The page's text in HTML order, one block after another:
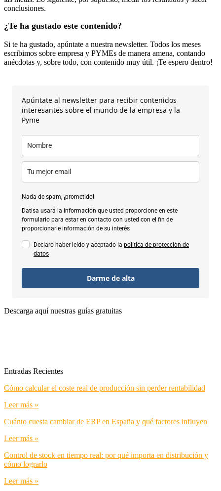
conclusiones.
¿Te ha gustado este contenido?
Si te ha gustado, apúntate a nuestra newsletter. Todos los meses
escribimos sobre empresa y PYMEs de manera amena, contando
anécdotas y, sobre todo, con contenido muy útil. ¡Te espero dentro!
Apúntate al newsletter para recibir contenidos
interesantes sobre el mundo de la empresa y la
Pyme
Nada de spam, ¡prometido!
Datisa usará la información que usted proporcione en este
formulario para estar en contacto con usted con el fin de
proporcionarle información de su interés
Declaro haber leído y aceptado la política de protección de
datos
Darme de alta
Descarga aquí nuestras guías gratuitas
Entradas Recientes
Cómo calcular el coste real de producción sin perder rentabilidad
Leer más »
Cuánto cuesta cambiar de ERP en España y qué factores influyen
Leer más »
Control de stock en tiempo real: por qué importa en distribución y
cómo lograrlo
Leer más »